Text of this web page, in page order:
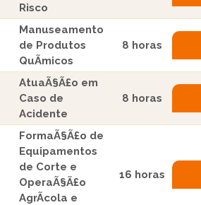
Risco
Manuseamento
de Produtos
QuÃ­micos
8 horas
AtuaÃ§Ã£o em
Caso de
Acidente
8 horas
FormaÃ§Ã£o de
Equipamentos
de Corte e
OperaÃ§Ã£o
AgrÃ­cola e
16 horas